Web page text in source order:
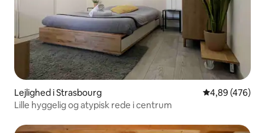
Lejlighed i Strasbourg 4,89 ud af 5 i
4,89 (476)
Lille hyggelig og atypisk rede i centrum